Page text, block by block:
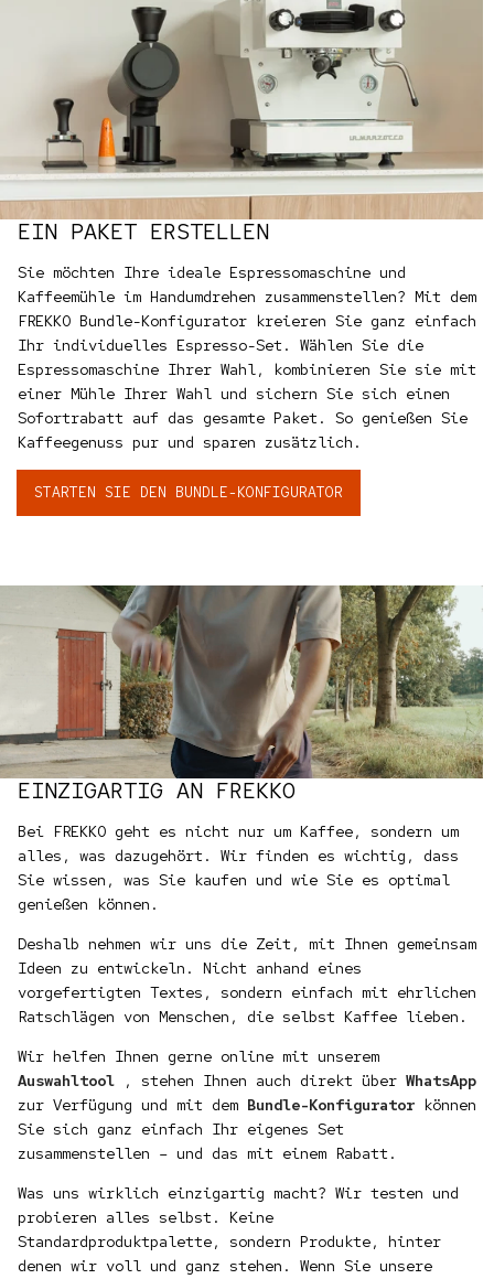
EIN PAKET ERSTELLEN
Sie möchten Ihre ideale Espressomaschine und
Kaffeemühle im Handumdrehen zusammenstellen? Mit dem
FREKKO Bundle-Konfigurator kreieren Sie ganz einfach
Ihr individuelles Espresso-Set. Wählen Sie die
Espressomaschine Ihrer Wahl, kombinieren Sie sie mit
einer Mühle Ihrer Wahl und sichern Sie sich einen
Sofortrabatt auf das gesamte Paket. So genießen Sie
Kaffeegenuss pur und sparen zusätzlich.
STARTEN SIE DEN BUNDLE-KONFIGURATOR
EINZIGARTIG AN FREKKO
Bei FREKKO geht es nicht nur um Kaffee, sondern um
alles, was dazugehört. Wir finden es wichtig, dass
Sie wissen, was Sie kaufen und wie Sie es optimal
genießen können.
Deshalb nehmen wir uns die Zeit, mit Ihnen gemeinsam
Ideen zu entwickeln. Nicht anhand eines
vorgefertigten Textes, sondern einfach mit ehrlichen
Ratschlägen von Menschen, die selbst Kaffee lieben.
Wir helfen Ihnen gerne online mit unserem
Auswahltool , stehen Ihnen auch direkt über WhatsApp
zur Verfügung und mit dem Bundle-Konfigurator können
Sie sich ganz einfach Ihr eigenes Set
zusammenstellen – und das mit einem Rabatt.
Was uns wirklich einzigartig macht? Wir testen und
probieren alles selbst. Keine
Standardproduktpalette, sondern Produkte, hinter
denen wir voll und ganz stehen. Wenn Sie unsere